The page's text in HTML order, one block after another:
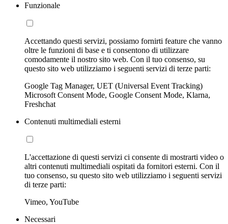
Funzionale
Accettando questi servizi, possiamo fornirti feature che vanno
oltre le funzioni di base e ti consentono di utilizzare
comodamente il nostro sito web. Con il tuo consenso, su
questo sito web utilizziamo i seguenti servizi di terze parti:
Google Tag Manager, UET (Universal Event Tracking)
Microsoft Consent Mode, Google Consent Mode, Klarna,
Freshchat
Contenuti multimediali esterni
L'accettazione di questi servizi ci consente di mostrarti video o
altri contenuti multimediali ospitati da fornitori esterni. Con il
tuo consenso, su questo sito web utilizziamo i seguenti servizi
di terze parti:
Vimeo, YouTube
Necessari